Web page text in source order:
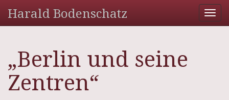
Harald Bodenschatz
„Berlin und seine
Zentren“